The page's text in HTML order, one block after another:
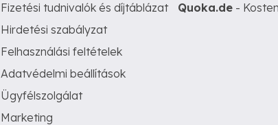
Fizetési tudnivalók és díjtáblázat
Hirdetési szabályzat
Felhasználási feltételek
Adatvédelmi beállítások
Ügyfélszolgálat
Marketing
Quoka.de -